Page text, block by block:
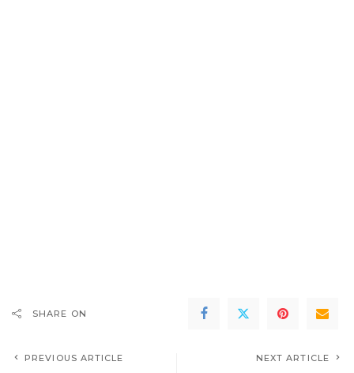
SHARE ON
PREVIOUS ARTICLE NEXT ARTICLE